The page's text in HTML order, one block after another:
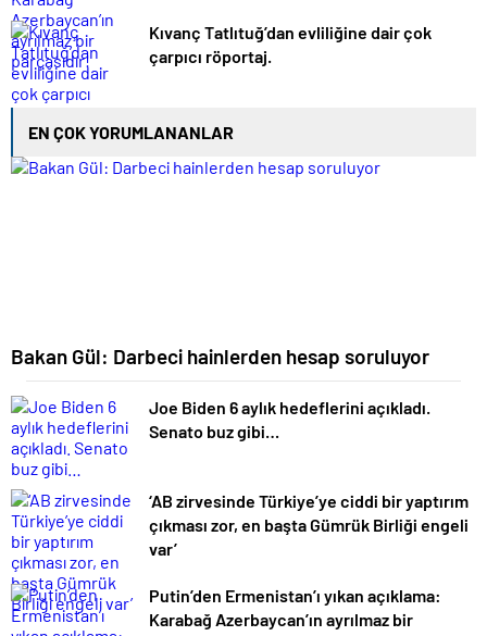
Kıvanç Tatlıtuğ’dan evliliğine dair çok
çarpıcı röportaj.
EN ÇOK YORUMLANANLAR
Bakan Gül: Darbeci hainlerden hesap soruluyor
Joe Biden 6 aylık hedeflerini açıkladı.
Senato buz gibi…
‘AB zirvesinde Türkiye’ye ciddi bir yaptırım
çıkması zor, en başta Gümrük Birliği engeli
var’
Putin’den Ermenistan’ı yıkan açıklama:
Karabağ Azerbaycan’ın ayrılmaz bir